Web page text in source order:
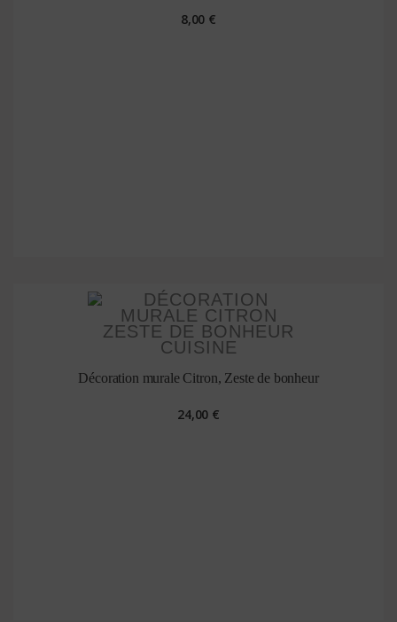
8,00 €
Décoration murale Citron, Zeste de bonheur
24,00 €